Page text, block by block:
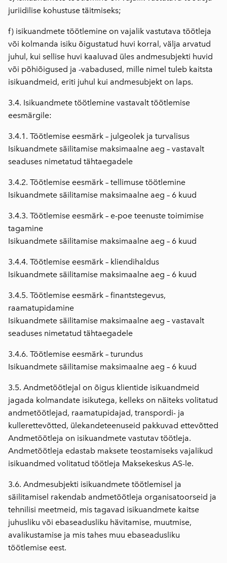
juriidilise kohustuse täitmiseks;
f) isikuandmete töötlemine on vajalik vastutava töötleja
või kolmanda isiku õigustatud huvi korral, välja arvatud
juhul, kui sellise huvi kaaluvad üles andmesubjekti huvid
või põhiõigused ja -vabadused, mille nimel tuleb kaitsta
isikuandmeid, eriti juhul kui andmesubjekt on laps.
3.4. Isikuandmete töötlemine vastavalt töötlemise
eesmärgile:
3.4.1. Töötlemise eesmärk – julgeolek ja turvalisus
Isikuandmete säilitamise maksimaalne aeg – vastavalt
seaduses nimetatud tähtaegadele
3.4.2. Töötlemise eesmärk – tellimuse töötlemine
Isikuandmete säilitamise maksimaalne aeg – 6 kuud
3.4.3. Töötlemise eesmärk – e-poe teenuste toimimise
tagamine
Isikuandmete säilitamise maksimaalne aeg – 6 kuud
3.4.4. Töötlemise eesmärk – kliendihaldus
Isikuandmete säilitamise maksimaalne aeg – 6 kuud
3.4.5. Töötlemise eesmärk – finantstegevus,
raamatupidamine
Isikuandmete säilitamise maksimaalne aeg – vastavalt
seaduses nimetatud tähtaegadele
3.4.6. Töötlemise eesmärk – turundus
Isikuandmete säilitamise maksimaalne aeg – 6 kuud
3.5. Andmetöötlejal on õigus klientide isikuandmeid
jagada kolmandate isikutega, kelleks on näiteks volitatud
andmetöötlejad, raamatupidajad, transpordi- ja
kullerettevõtted, ülekandeteenuseid pakkuvad ettevõtted
Andmetöötleja on isikuandmete vastutav töötleja.
Andmetöötleja edastab maksete teostamiseks vajalikud
isikuandmed volitatud töötleja Maksekeskus AS-le.
3.6. Andmesubjekti isikuandmete töötlemisel ja
säilitamisel rakendab andmetöötleja organisatoorseid ja
tehnilisi meetmeid, mis tagavad isikuandmete kaitse
juhusliku või ebaseadusliku hävitamise, muutmise,
avalikustamise ja mis tahes muu ebaseadusliku
töötlemise eest.